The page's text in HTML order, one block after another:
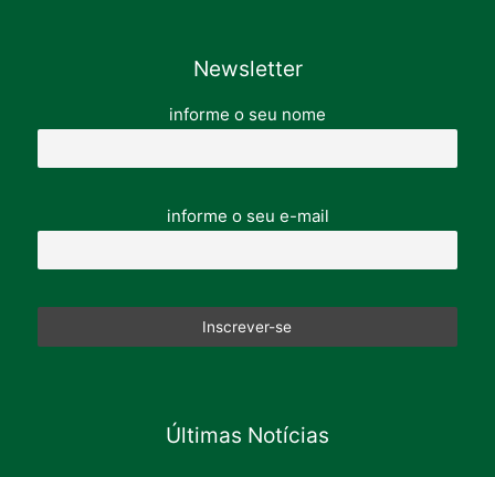
Newsletter
informe o seu nome
informe o seu e-mail
Últimas Notícias